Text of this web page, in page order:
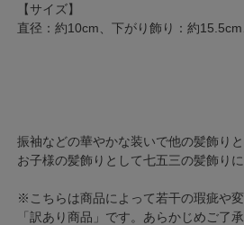
【サイズ】
直径：約10cm、下がり飾り：約
振袖などの華やかな装いで他の髪飾り
お子様の髪飾りとして七五三の髪飾りに
※こちらは商品によって若干の瑕疵や
「訳あり商品」です。あらかじめご了承